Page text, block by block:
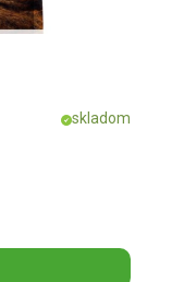
skladom